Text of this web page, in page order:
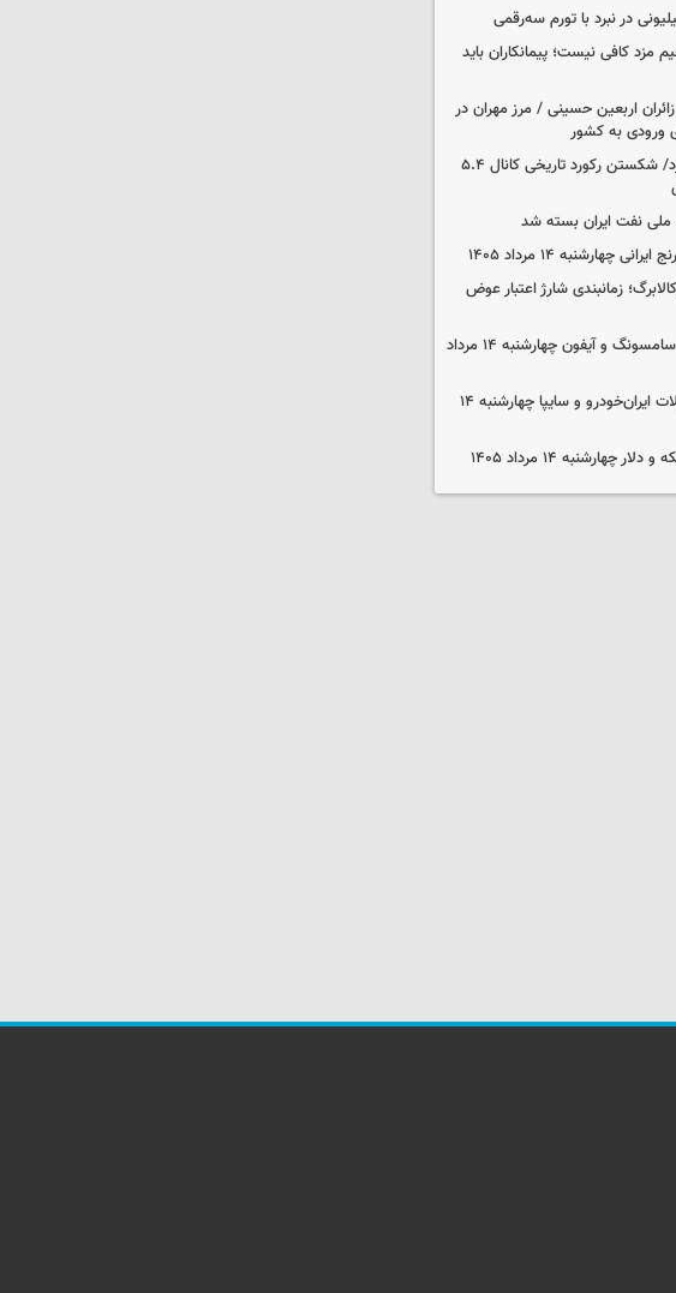
در نبرد با تورم سه‌رقمی
مزد کافی نیست؛ پیمانکاران باید
اربعین حسینی / مرز مهران در
ورودی به کشور
بورس رشد کرد/ شکستن رکورد تاریخی کانال ۵.۴
نفت ایران بسته شد
چهارشنبه ۱۴ مرداد ۱۴۰۵
زمانبندی‌ شارژ اعتبار عوض
قیمت گوشی سامسونگ و آیفون چهارشنبه ۱۴ مرداد
قیمت محصولات ایران‌خودرو و سایپا چهارشنبه ۱۴
چهارشنبه ۱۴ مرداد ۱۴۰۵